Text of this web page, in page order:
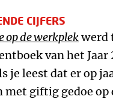
CIJFERS
op de werkplekwerd
van het
je leest dat er op
met giftig gedoe